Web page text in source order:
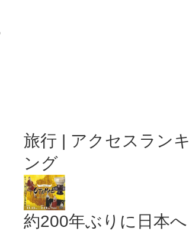
旅行 | アクセスランキ
ング
約200年ぶりに日本へ